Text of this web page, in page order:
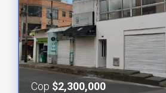
Cop $2,300,000